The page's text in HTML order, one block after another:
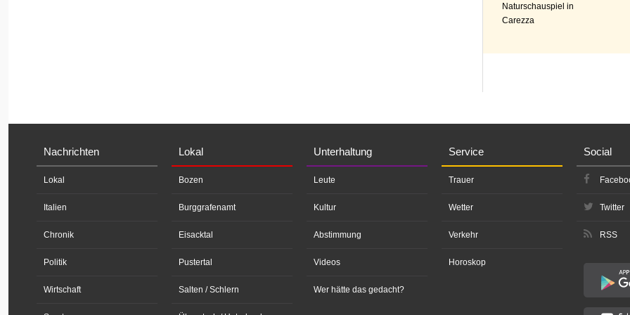
Naturschauspiel in
Carezza
Nachrichten
Lokal
Italien
Chronik
Politik
Wirtschaft
Lokal
Bozen
Burggrafenamt
Eisacktal
Pustertal
Salten / Schlern
Unterhaltung
Leute
Kultur
Abstimmung
Videos
Wer hätte das gedacht?
Service
Trauer
Wetter
Verkehr
Horoskop
Social
Twitter
RSS